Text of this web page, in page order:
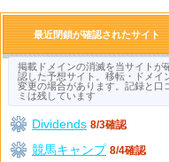
最近閉鎖が確認されたサイト
掲載ドメインの消滅を当サイトが
認した予想サイト。移転・ドメイ
変更の場合があります。記録と口
ミは残しています
Dividends 8/3確認
競馬キャンプ 8/4確認